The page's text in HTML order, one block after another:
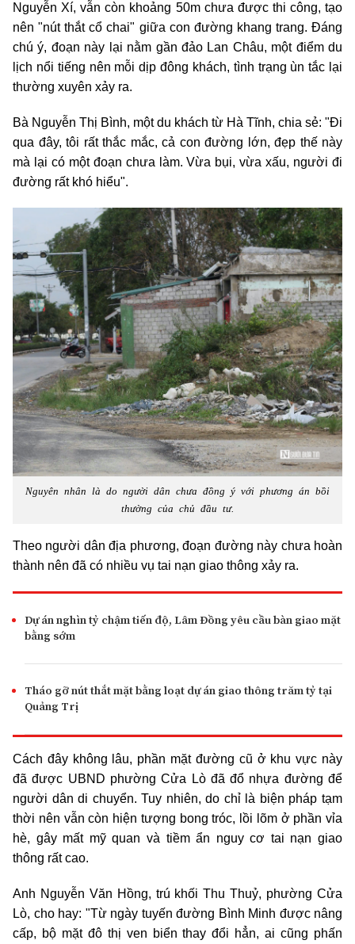
Nguyễn Xí, vẫn còn khoảng 50m chưa được thi công, tạo
nên "nút thắt cổ chai" giữa con đường khang trang. Đáng
chú ý, đoạn này lại nằm gần đảo Lan Châu, một điểm du
lịch nổi tiếng nên mỗi dịp đông khách, tình trạng ùn tắc lại
thường xuyên xảy ra.
Bà Nguyễn Thị Bình, một du khách từ Hà Tĩnh, chia sẻ: "Đi
qua đây, tôi rất thắc mắc, cả con đường lớn, đẹp thế này
mà lại có một đoạn chưa làm. Vừa bụi, vừa xấu, người đi
đường rất khó hiểu".
Nguyên nhân là do người dân chưa đồng ý với phương án bồi
thường của chủ đầu tư.
Theo người dân địa phương, đoạn đường này chưa hoàn
thành nên đã có nhiều vụ tai nạn giao thông xảy ra.
Dự án nghìn tỷ chậm tiến độ, Lâm Đồng yêu cầu bàn giao mặt
bằng sớm
Tháo gỡ nút thắt mặt bằng loạt dự án giao thông trăm tỷ tại
Quảng Trị
Cách đây không lâu, phần mặt đường cũ ở khu vực này
đã được UBND phường Cửa Lò đã đổ nhựa đường để
người dân di chuyển. Tuy nhiên, do chỉ là biện pháp tạm
thời nên vẫn còn hiện tượng bong tróc, lồi lõm ở phần vỉa
hè, gây mất mỹ quan và tiềm ẩn nguy cơ tai nạn giao
thông rất cao.
Anh Nguyễn Văn Hồng, trú khối Thu Thuỷ, phường Cửa
Lò, cho hay: "Từ ngày tuyến đường Bình Minh được nâng
cấp, bộ mặt đô thị ven biển thay đổi hẳn, ai cũng phấn